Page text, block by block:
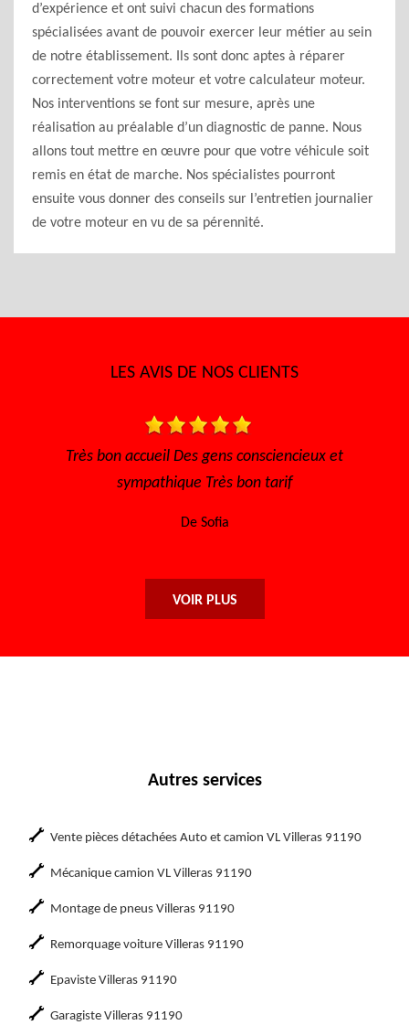
d’expérience et ont suivi chacun des formations
spécialisées avant de pouvoir exercer leur métier au sein
de notre établissement. Ils sont donc aptes à réparer
correctement votre moteur et votre calculateur moteur.
Nos interventions se font sur mesure, après une
réalisation au préalable d’un diagnostic de panne. Nous
allons tout mettre en œuvre pour que votre véhicule soit
remis en état de marche. Nos spécialistes pourront
ensuite vous donner des conseils sur l’entretien journalier
de votre moteur en vu de sa pérennité.
LES AVIS DE NOS CLIENTS
Très bon accueil, le travail honnête, sérieux et
efficace, les prix abordables. Certaine que j'y
VOIR PLUS
Autres services
Vente pièces détachées Auto et camion VL Villeras 91190
Mécanique camion VL Villeras 91190
Montage de pneus Villeras 91190
Remorquage voiture Villeras 91190
Epaviste Villeras 91190
Garagiste Villeras 91190